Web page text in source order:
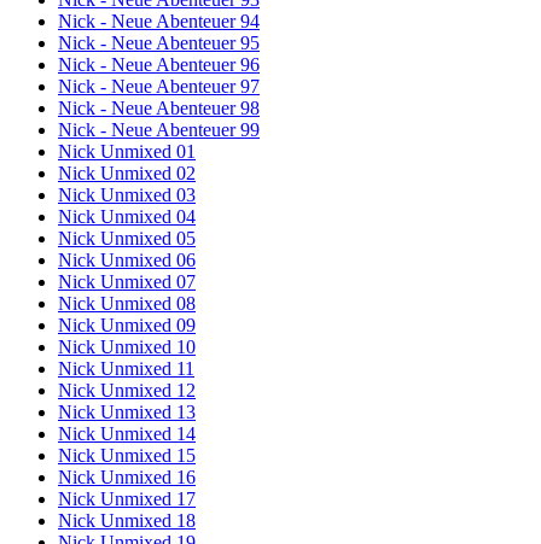
Nick - Neue Abenteuer 94
Nick - Neue Abenteuer 95
Nick - Neue Abenteuer 96
Nick - Neue Abenteuer 97
Nick - Neue Abenteuer 98
Nick - Neue Abenteuer 99
Nick Unmixed 01
Nick Unmixed 02
Nick Unmixed 03
Nick Unmixed 04
Nick Unmixed 05
Nick Unmixed 06
Nick Unmixed 07
Nick Unmixed 08
Nick Unmixed 09
Nick Unmixed 10
Nick Unmixed 11
Nick Unmixed 12
Nick Unmixed 13
Nick Unmixed 14
Nick Unmixed 15
Nick Unmixed 16
Nick Unmixed 17
Nick Unmixed 18